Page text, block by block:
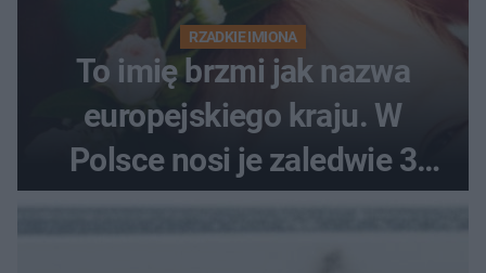
RZADKIE IMIONA
To imię brzmi jak nazwa
europejskiego kraju. W
Polsce nosi je zaledwie 3